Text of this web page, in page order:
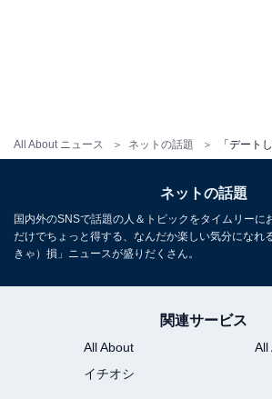
All About ニュース ネットの話題
ネットの話題
国内外のSNSで話題の人＆トピックをタイムリーに
だけでちょっと得する、なんだか楽しい気分になれ
きゃ）損」ニュースが盛りだくさん。
関連サービス
All About
All
イチオシ